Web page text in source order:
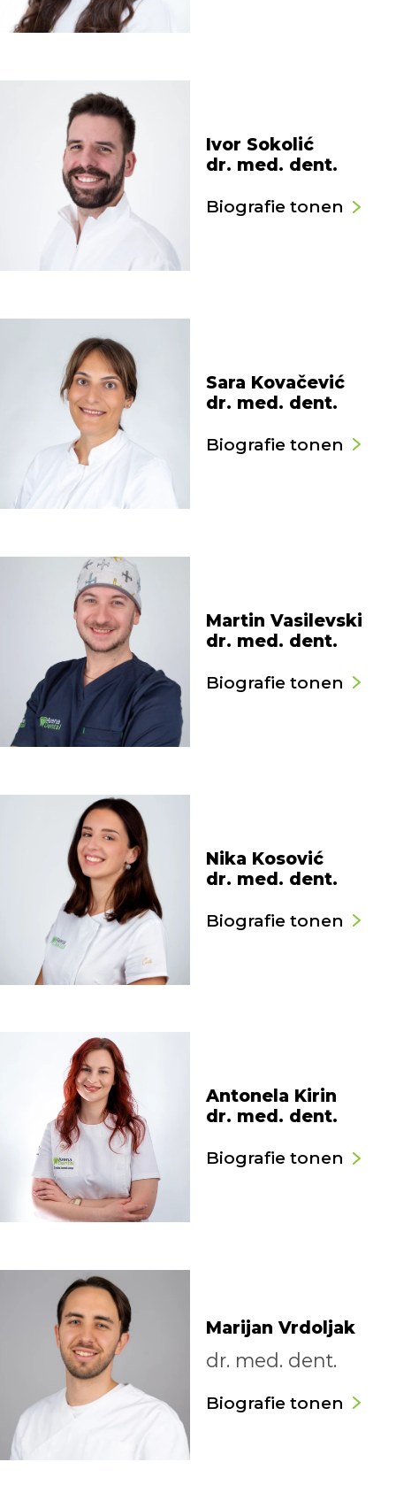
Ivor Sokolić
dr. med. dent.
Biografie tonen
Sara Kovačević
dr. med. dent.
Biografie tonen
Martin Vasilevski
dr. med. dent.
Biografie tonen
Nika Kosović
dr. med. dent.
Biografie tonen
Antonela Kirin
dr. med. dent.
Biografie tonen
Marijan Vrdoljak
dr. med. dent.
Biografie tonen